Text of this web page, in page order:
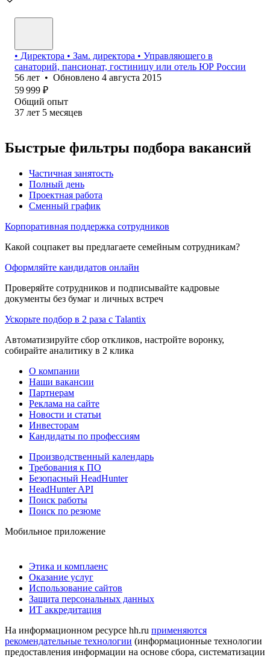
• Директора • Зам. директора • Управляющего в
санаторий, пансионат, гостиницу или отель ЮР России
56 лет • Обновлено 4 августа 2015
59 999 ₽
Общий опыт
37 лет 5 месяцев
Быстрые фильтры подбора вакансий
Частичная занятость
Полный день
Проектная работа
Сменный график
Корпоративная поддержка сотрудников
Какой соцпакет вы предлагаете семейным сотрудникам?
Оформляйте кандидатов онлайн
Проверяйте сотрудников и подписывайте кадровые
документы без бумаг и личных встреч
Ускорьте подбор в 2 раза с Talantix
Автоматизируйте сбор откликов, настройте воронку,
собирайте аналитику в 2 клика
О компании
Наши вакансии
Партнерам
Реклама на сайте
Новости и статьи
Инвесторам
Кандидаты по профессиям
Производственный календарь
Требования к ПО
Безопасный HeadHunter
HeadHunter API
Поиск работы
Поиск по резюме
Мобильное приложение
Этика и комплаенс
Оказание услуг
Использование сайтов
Защита персональных данных
ИТ аккредитация
На информационном ресурсе hh.ru применяются
рекомендательные технологии (информационные технологии
предоставления информации на основе сбора, систематизации